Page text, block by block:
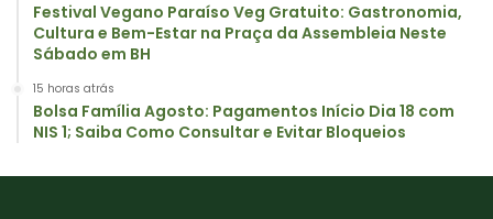
Festival Vegano Paraíso Veg Gratuito: Gastronomia,
Cultura e Bem-Estar na Praça da Assembleia Neste
Sábado em BH
15 horas atrás
Bolsa Família Agosto: Pagamentos Início Dia 18 com
NIS 1; Saiba Como Consultar e Evitar Bloqueios